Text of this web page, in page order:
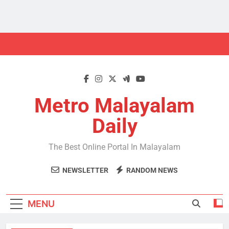
Metro Malayalam
Daily
The Best Online Portal In Malayalam
NEWSLETTER RANDOM NEWS
MENU